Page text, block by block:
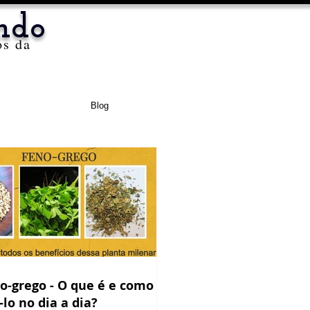
da
Blog
grego - O que é e como
lo no dia a dia?